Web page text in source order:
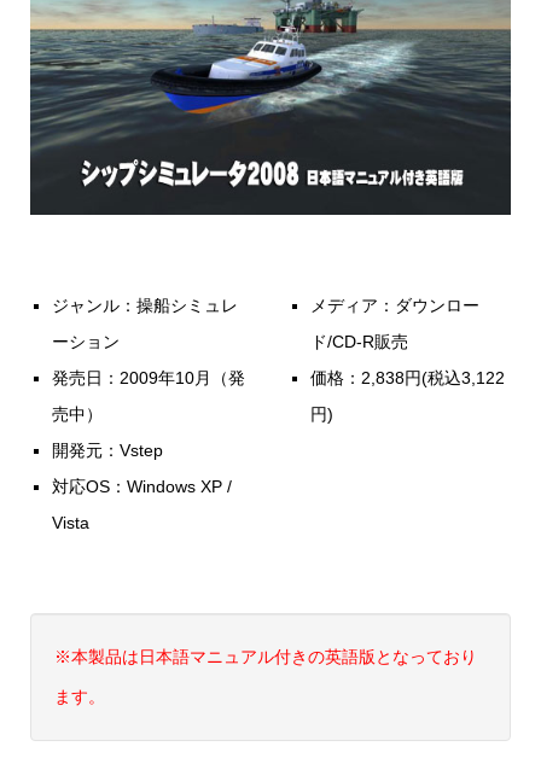
ジャンル：操船シミュレ
ーション
発売日：2009年10月（発
売中）
開発元：Vstep
対応OS：Windows XP /
Vista
メディア：ダウンロー
ド/CD-R販売
価格：2,838円(税込3,122
円)
※本製品は日本語マニュアル付きの英語版となっており
ます。